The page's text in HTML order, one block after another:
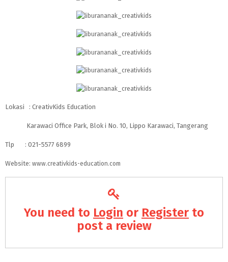
Lokasi : CreativKids Education
Karawaci Office Park, Blok i No. 10, Lippo Karawaci, Tangerang
Tlp : 021-5577 6899
Website: www.creativkids-education.com
You need to Login or Register to
post a review